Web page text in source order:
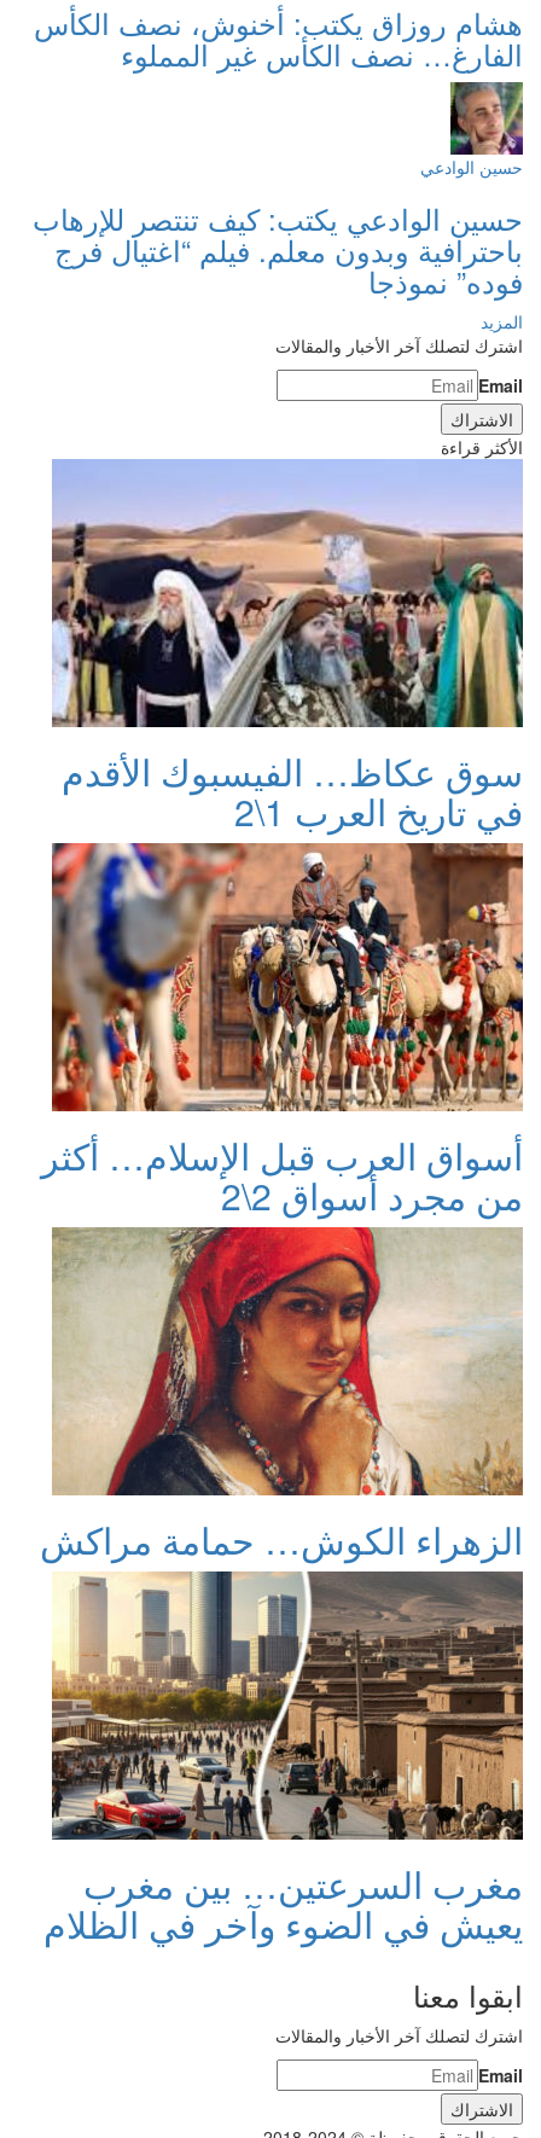
هشام روزاق يكتب: أخنوش، نصف الكأس
الفارغ… نصف الكأس غير المملوء
حسين الوادعي
حسين الوادعي يكتب: كيف تنتصر للإرهاب
باحترافية وبدون معلم. فيلم “اغتيال فرج
فوده” نموذجا
المزيد
اشترك لتصلك آخر الأخبار والمقالات
Email
الأكثر قراءة
سوق عكاظ… الفيسبوك الأقدم
في تاريخ العرب 1\2
أسواق العرب قبل الإسلام… أكثر
من مجرد أسواق 2\2
الزهراء الكوش… حمامة مراكش
مغرب السرعتين… بين مغرب
يعيش في الضوء وآخر في الظلام
ابقوا معنا
اشترك لتصلك آخر الأخبار والمقالات
Email